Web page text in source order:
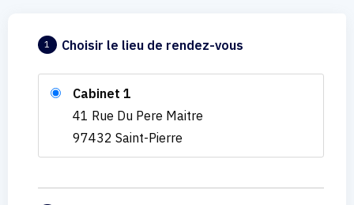
1 Choisir le lieu de rendez-vous
Cabinet 1
41 Rue Du Pere Maitre
97432 Saint-Pierre